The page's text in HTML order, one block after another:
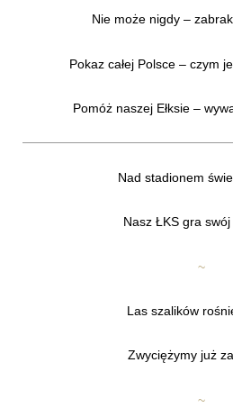
Nie może nigdy –
Pokaz całej Polsce – czym
Pomóż naszej Ełksie –
Nad stadionem
Nasz ŁKS gra swój
~
Las szalików
Zwyciężymy już
~